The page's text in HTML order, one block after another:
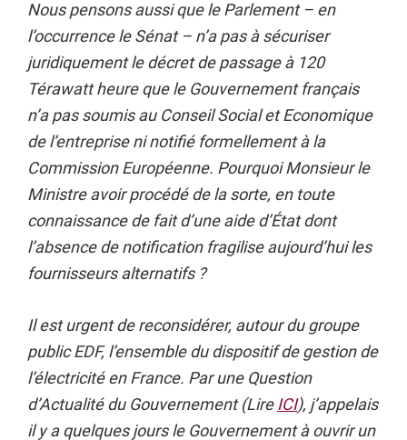
Nous pensons aussi que le Parlement – en
l’occurrence le Sénat – n’a pas à sécuriser
juridiquement le décret de passage à 120
Térawatt heure que le Gouvernement français
n’a pas soumis au Conseil Social et Economique
de l’entreprise ni notifié formellement à la
Commission Européenne. Pourquoi Monsieur le
Ministre avoir procédé de la sorte, en toute
connaissance de fait d’une aide d’État dont
l’absence de notification fragilise aujourd’hui les
fournisseurs alternatifs ?
Il est urgent de reconsidérer, autour du groupe
public EDF, l’ensemble du dispositif de gestion de
l’électricité en France. Par une Question
d’Actualité du Gouvernement (LireICI), j’appelais
il y a quelques jours le Gouvernement à ouvrir un